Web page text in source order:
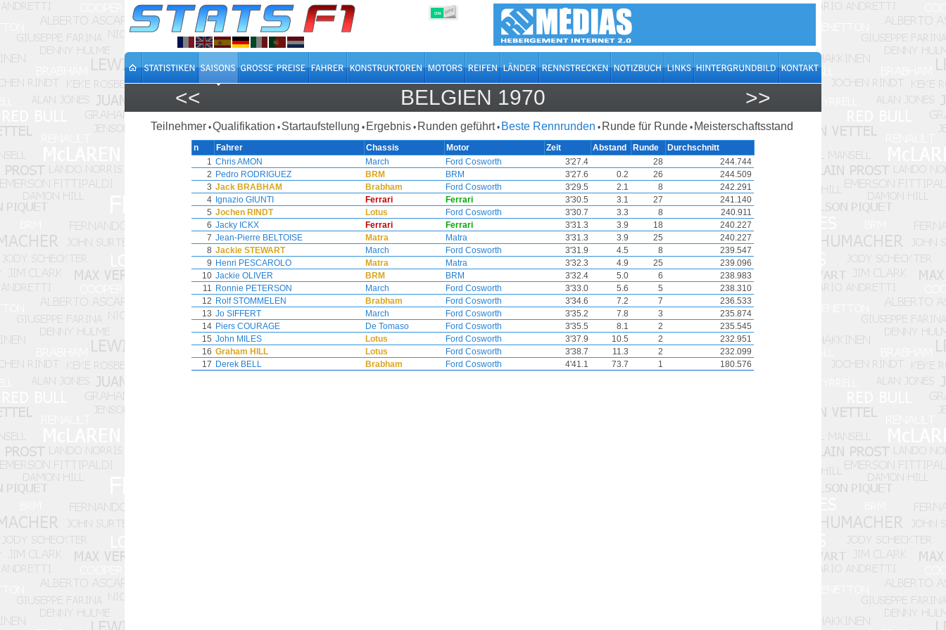
ON OFF
<< BELGIEN 1970 >>
Teilnehmer •Qualifikation • Startaufstellung • Ergebnis • Runden geführt • Beste Rennrunden • Runde für Runde • Meisterschaftsstand
n Fahrer Chassis Motor Zeit Abstand Runde
Durchschnitt
1 Chris AMON March Ford Cosworth 3'27.4 28
244.744
2 Pedro RODRIGUEZ BRM BRM 3'27.6 0.2 26
244.509
3 Jack BRABHAM Brabham Ford Cosworth 3'29.5 2.1 8
242.291
4 Ignazio GIUNTI Ferrari Ferrari 3'30.5 3.1 27
241.140
5 Jochen RINDT Lotus Ford Cosworth 3'30.7 3.3 8
240.911
6 Jacky ICKX Ferrari Ferrari 3'31.3 3.9 18
240.227
7 Jean-Pierre BELTOISE Matra Matra 3'31.3 3.9 25
240.227
8 Jackie STEWART March Ford Cosworth 3'31.9 4.5 8
239.547
9 Henri PESCAROLO Matra Matra 3'32.3 4.9 25
239.096
10 Jackie OLIVER BRM BRM 3'32.4 5.0 6
238.983
11 Ronnie PETERSON March Ford Cosworth 3'33.0 5.6 5
238.310
12 Rolf STOMMELEN Brabham Ford Cosworth 3'34.6 7.2 7
236.533
13 Jo SIFFERT March Ford Cosworth 3'35.2 7.8 3
235.874
14 Piers COURAGE De Tomaso Ford Cosworth 3'35.5 8.1 2
235.545
15 John MILES Lotus Ford Cosworth 3'37.9 10.5 2
232.951
16 Graham HILL Lotus Ford Cosworth 3'38.7 11.3 2
232.099
17 Derek BELL Brabham Ford Cosworth 4'41.1 73.7 1 180.576